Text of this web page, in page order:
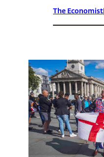
The Economist